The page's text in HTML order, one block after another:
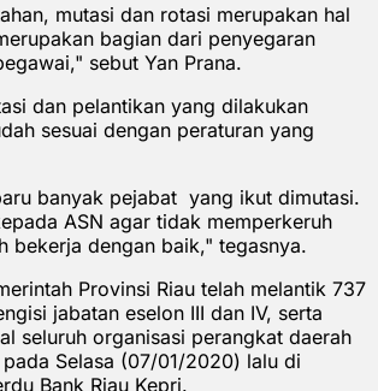
mutasi dan rotasi merupakan hal
bagian dari penyegaran
sebut Yan Prana.
dan pelantikan yang dilakukan
sesuai dengan peraturan yang
banyak pejabat yang ikut dimutasi.
ASN agar tidak memperkeruh
bekerja dengan baik," tegasnya.
Provinsi Riau telah melantik 737
jabatan eselon III dan IV, serta
seluruh organisasi perangkat daerah
Selasa (07/01/2020) lalu di
Bank Riau Kepri.